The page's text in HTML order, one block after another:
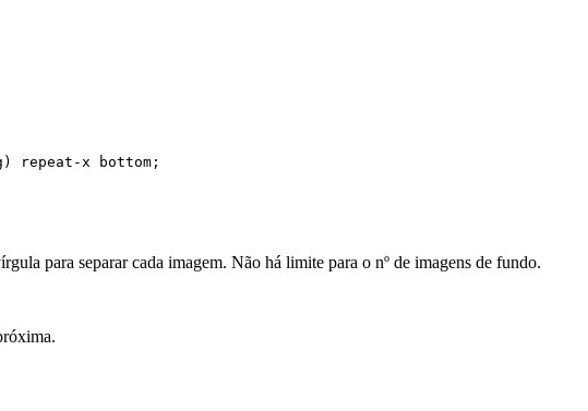
para separar cada imagem. Não há limite para o nº de imagens de fundo.